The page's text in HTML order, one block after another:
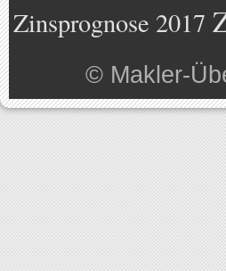
Zinsprognose 2017
© Makler-